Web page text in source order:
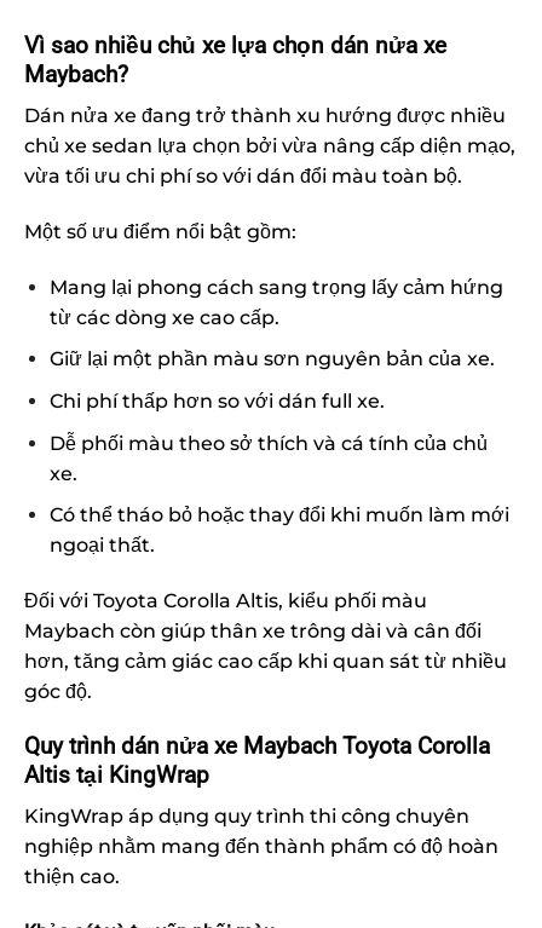
Vì sao nhiều chủ xe lựa chọn dán nửa xe
Maybach?
Dán nửa xe đang trở thành xu hướng được nhiều
chủ xe sedan lựa chọn bởi vừa nâng cấp diện mạo,
vừa tối ưu chi phí so với dán đổi màu toàn bộ.
Một số ưu điểm nổi bật gồm:
Mang lại phong cách sang trọng lấy cảm hứng
từ các dòng xe cao cấp.
Giữ lại một phần màu sơn nguyên bản của xe.
Chi phí thấp hơn so với dán full xe.
Dễ phối màu theo sở thích và cá tính của chủ
xe.
Có thể tháo bỏ hoặc thay đổi khi muốn làm mới
ngoại thất.
Đối với Toyota Corolla Altis, kiểu phối màu
Maybach còn giúp thân xe trông dài và cân đối
hơn, tăng cảm giác cao cấp khi quan sát từ nhiều
góc độ.
Quy trình dán nửa xe Maybach Toyota Corolla
Altis tại KingWrap
KingWrap áp dụng quy trình thi công chuyên
nghiệp nhằm mang đến thành phẩm có độ hoàn
thiện cao.